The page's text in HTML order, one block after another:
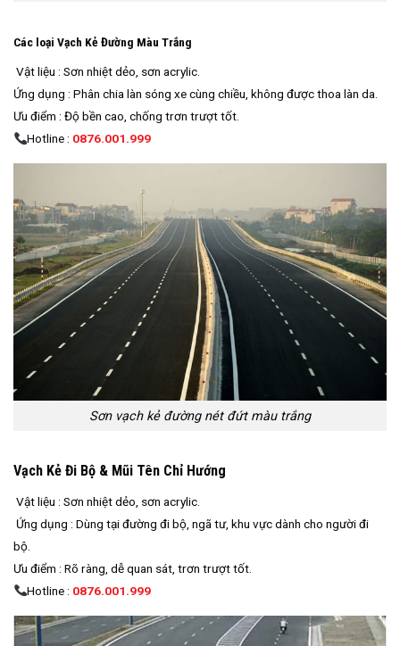
Các loại Vạch Kẻ Đường Màu Trắng
Vật liệu : Sơn nhiệt dẻo, sơn acrylic.
Ứng dụng : Phân chia làn sóng xe cùng chiều, không được thoa làn da.
Ưu điểm : Độ bền cao, chống trơn trượt tốt.
Hotline : 0876.001.999
Sơn vạch kẻ đường nét đứt màu trắng
Vạch Kẻ Đi Bộ & Mũi Tên Chỉ Hướng
Vật liệu : Sơn nhiệt dẻo, sơn acrylic.
Ứng dụng : Dùng tại đường đi bộ, ngã tư, khu vực dành cho người đi
bộ.
Ưu điểm : Rõ ràng, dễ quan sát, trơn trượt tốt.
Hotline : 0876.001.999